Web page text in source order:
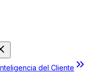
del Cliente